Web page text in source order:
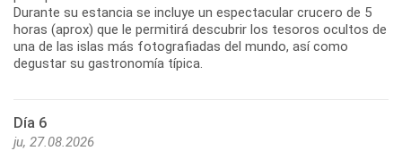
Durante su estancia se incluye un espectacular crucero de 5
horas (aprox) que le permitirá descubrir los tesoros ocultos de
una de las islas más fotografiadas del mundo, así como
degustar su gastronomía típica.
Día 6
ju, 27.08.2026